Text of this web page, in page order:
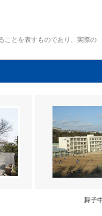
ことを表すものであり、実際の
舞子